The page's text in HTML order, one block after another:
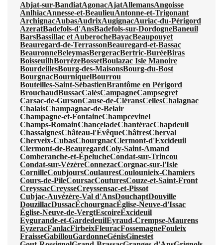
Abjat-sur-BandiatAgonacAjatAllemansAngoisse
AnlhiacAnnesse-et-BeaulieuAntonne-et-Trigonant
ArchignacAubasAudrixAugignacAuriac-du-Périgord
AzeratBadefols-d'AnsBadefols-sur-DordogneBaneuil
BarsBassillac et AuberocheBayacBeaupouyet
Beauregard-de-TerrassonBeauregard-et-Bassac
BeauronneBeleymasBergeracBertric-BuréeBiras
BoisseuilhBorrèzeBossetBoulazac Isle Manoire
BourdeillesBourg-des-MaisonsBourg-du-Bost
BourgnacBourniquelBourrou
Bouteilles-Saint-SébastienBrantôme en Périgord
BrouchaudBussacCalèsCampagneCampsegret
Carsac-de-GursonCause-de-CléransCellesChalagnac
ChalaisChampagnac-de-Belair
Champagne-et-FontaineChampcevinel
Champs-RomainChanceladeChantéracChapdeuil
ChassaignesChâteau-l'ÉvêqueChâtresCherval
Cherveix-CubasChourgnacClermont-d'Excideuil
Clermont-de-BeauregardColy-Saint-Amand
Comberanche-et-ÉpelucheCondat-sur-Trincou
Condat-sur-VézèreConnezacCorgnac-sur-l'Isle
CornilleCoubjoursCoulauresCoulounieix-Chamiers
Cours-de-PileCoursacCouturesCouze-et-Saint-Front
CreyssacCreysseCreyssensac-et-Pissot
Cubjac-Auvézère-Val d'AnsDouchaptDouville
DouzillacDussacÉchourgnacÉglise-Neuve-d'Issac
Église-Neuve-de-VergtEscoireExcideuil
Eygurande-et-GardedeuilEyraud-Crempse-Maurens
EyzeracFanlacFirbeixFleuracFossemagneFouleix
FraisseGabillouGardonneGénisGinestet